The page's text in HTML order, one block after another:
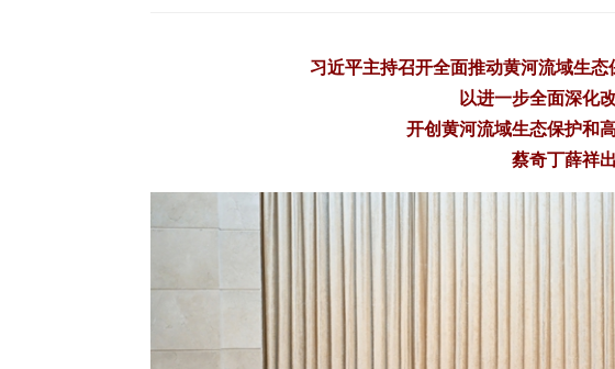
习近平主持召开全面推动黄河流域生
以进一步全面深化
开创黄河流域生态保护和
蔡奇丁薛祥